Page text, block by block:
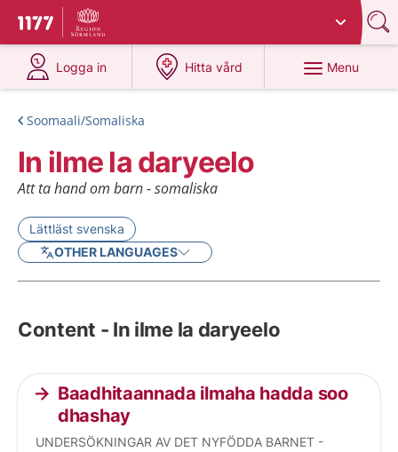
To start page for 1177
Du har valt region
Logga in
at 1177.se
Hitta vård
at 1177.se
Menu
Soomaali/Somaliska
In ilme la daryeelo
Att ta hand om barn - somaliska
Lättläst svenska
OTHER LANGUAGES
Content - In ilme la daryeelo
Baadhitaannada ilmaha hadda soo
dhashay
UNDERSÖKNINGAR AV DET NYFÖDDA BARNET -